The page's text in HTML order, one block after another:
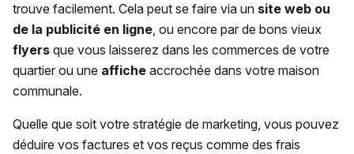
trouve facilement. Cela peut se faire via un site web ou
de la publicité en ligne, ou encore par de bons vieux
flyers que vous laisserez dans les commerces de votre
quartier ou une affiche accrochée dans votre maison
communale.
Quelle que soit votre stratégie de marketing, vous pouvez
déduire vos factures et vos reçus comme des frais